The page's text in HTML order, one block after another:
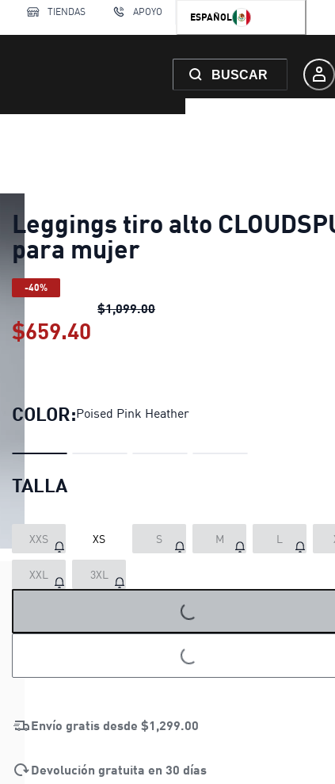
TIENDAS APOYO ESPAÑOL
BUSCAR
Leggings tiro alto
para mujer
-40%
$1,099.00Leggings tiro alto
$659.40
COLOR:Poised Pink Heather
TALLA
XXS XS S M L
XXL 3XL
LOADING...
LOADING...
Envío gratis desde $1,299.00
Devolución gratuita en 30 días